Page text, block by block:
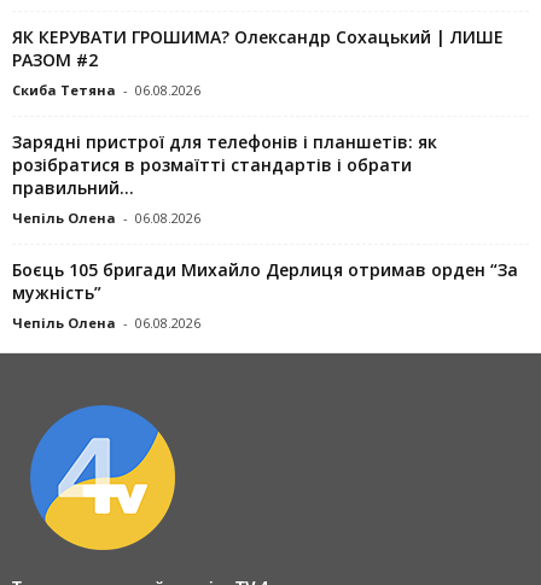
ЯК КЕРУВАТИ ГРОШИМА? Олександр Сохацький | ЛИШЕ
РАЗОМ #2
Скиба Тетяна - 06.08.2026
Зарядні пристрої для телефонів і планшетів: як
розібратися в розмаїтті стандартів і обрати
правильний...
Чепіль Олена - 06.08.2026
Боєць 105 бригади Михайло Дерлиця отримав орден “За
мужність”
Чепіль Олена - 06.08.2026